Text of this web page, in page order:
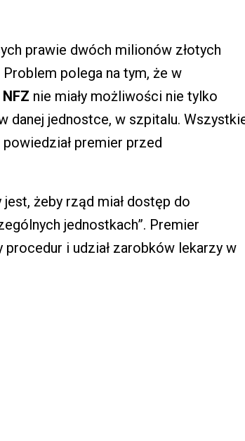
prawie dwóch milionów złotych
polega na tym, że w
nie miały możliwości nie tylko
danej jednostce, w szpitalu.
premier przed
żeby rząd miał dostęp do
jednostkach”. Premier
i udział zarobków lekarzy w